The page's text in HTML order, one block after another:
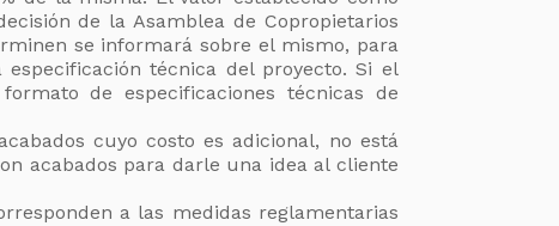
de la Asamblea de Copropietarios
se informará sobre el mismo, para
técnica del proyecto. Si el
de especificaciones técnicas de
cuyo costo es adicional, no está
acabados para darle una idea al cliente
a las medidas reglamentarias